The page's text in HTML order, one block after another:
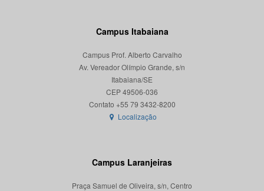
Campus Itabaiana
Campus Prof. Alberto Carvalho
Av. Vereador Olímpio Grande, s/n
Itabaiana/SE
CEP 49506-036
Localização
Campus Laranjeiras
Praça Samuel de Oliveira, s/n, Centro